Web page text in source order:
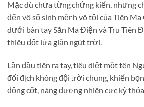
Mặc dù chưa từng chứng kiến, nhưng
đến vô số sinh mệnh vô tội của Tiên
dưới bàn tay Săn Ma Điện và Tru Tiên
thiêu đốt lửa giận ngút trời.
Lần đầu tiên ra tay, tiêu diệt một tên
đối địch không đội trời chung, khiến
động cốt, nàng đương nhiên cực kỳ thỏa